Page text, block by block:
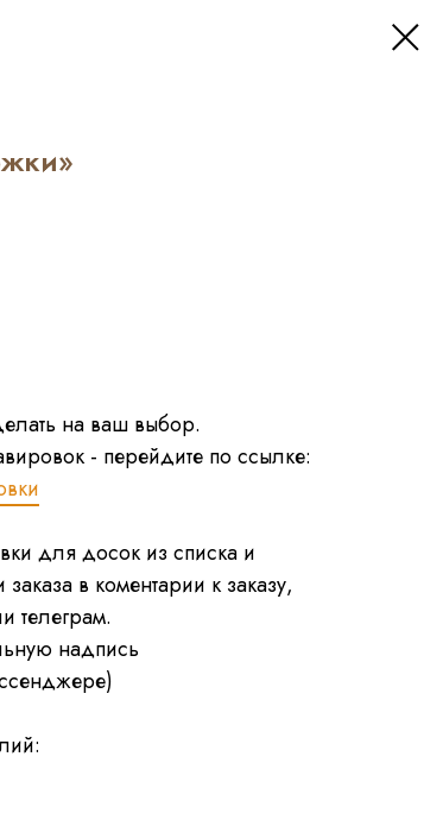
на ваш выбор.
- перейдите по ссылке:
для досок из списка и
в коментарии к заказу,
телеграм.
надпись